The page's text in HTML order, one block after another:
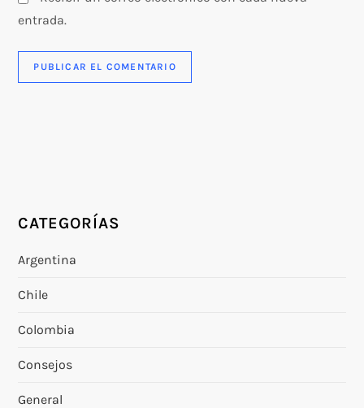
entrada.
CATEGORÍAS
Argentina
Chile
Colombia
Consejos
General